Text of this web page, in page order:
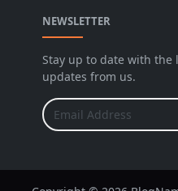
NEWSLETTER
Stay up to date with
updates from us.